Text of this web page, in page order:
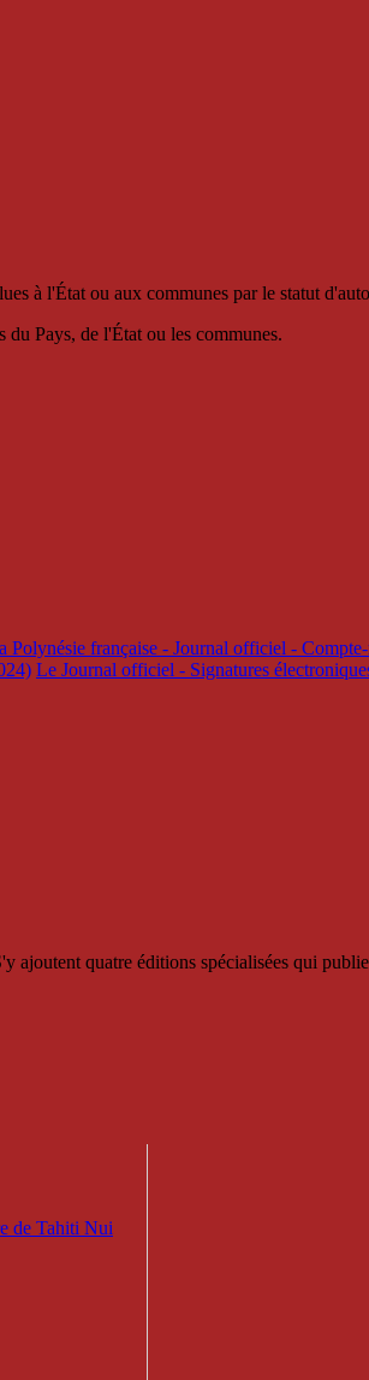
à l'État ou aux communes par le statut
du Pays, de l'État ou les communes.
Polynésie française - Journal officiel -
Le Journal officiel - Signatures
ajoutent quatre éditions spécialisées qui
de Tahiti Nui